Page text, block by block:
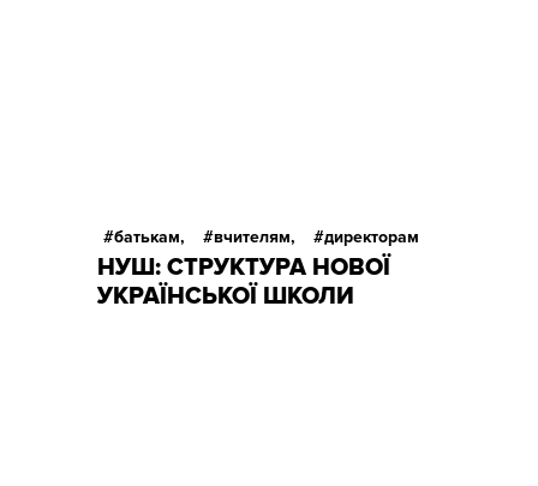
батькам, вчителям, директорам
НУШ: СТРУКТУРА НОВОЇ
УКРАЇНСЬКОЇ ШКОЛИ